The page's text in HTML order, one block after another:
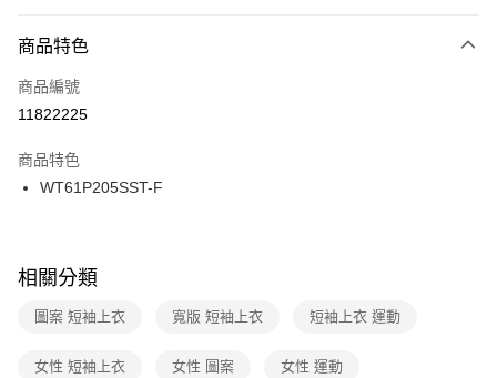
３．安心：先確認商品／服務後，再付款。
【「AFTEE先享後付」結帳流程】
１．於結帳方式選擇「AFTEE先享後付」後，將跳轉至「AFTEE先享後付」
２．訂單成立數日內，您將收到繳費通知簡訊。
３．收到繳費通知簡訊後14天內，點擊此簡訊中的連結，可透過四大超商／
ATM／網路銀行／等多元方式進行付款，方視為交易完成。
※ 交易是否成功請以「AFTEE先享後付 」之結帳頁面顯示為準，若有關於
是否繳費成功／繳費後需取消欲退款等相關疑問，請聯繫「AFTEE先享後付
客戶支援中心」https://netprotections.freshdesk.com/support/home
１．透過由恩沛科技股份有限公司提供之「AFTEE先享後付」服務完成之交
每筆NT$100，滿NT$1,500(含以上)免運費
宅配
每筆NT$100，滿NT$1,500(含以上)免運費
付款後門市自取
每筆NT$100，滿NT$1,500(含以上)免運費
商品特色
商品編號
11822225
商品特色
WT61P205SST-F
相關分類
圖案 短袖上衣 寬版 短袖上衣 短袖上衣 運動
女性 短袖上衣 女性 圖案 女性 運動